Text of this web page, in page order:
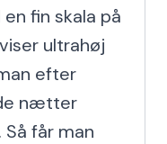
fin skala på
ultrahøj
efter
nætter
får man